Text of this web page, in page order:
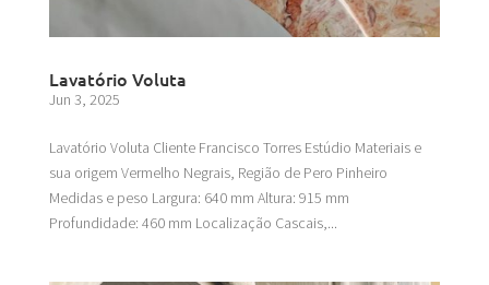
Lavatório Voluta
Jun 3, 2025
Lavatório Voluta Cliente Francisco Torres Estúdio Materiais e
sua origem Vermelho Negrais, Região de Pero Pinheiro
Medidas e peso Largura: 640 mm Altura: 915 mm
Profundidade: 460 mm Localização Cascais,...